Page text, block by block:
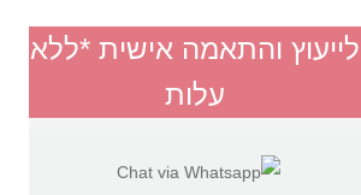
לייעוץ והתאמה אישית *ללא
עלות